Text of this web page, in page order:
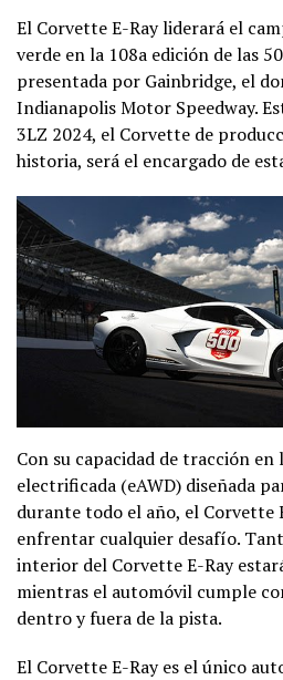
El Corvette E-Ray liderará el
verde en la 108a edición de las
presentada por Gainbridge, el
Indianapolis Motor Speedway.
3LZ 2024, el Corvette de
historia, será el encargado de
Con su capacidad de tracción en
electrificada (eAWD) diseñada
durante todo el año, el Corvette
enfrentar cualquier desafío.
interior del Corvette E-Ray
mientras el automóvil cumple
dentro y fuera de la pista.
El Corvette E-Ray es el único